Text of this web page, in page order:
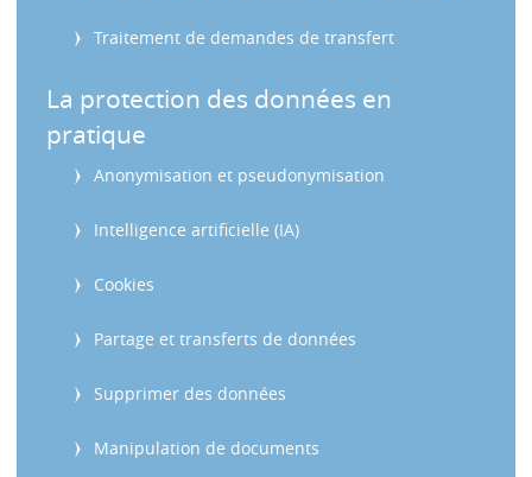
Traitement de demandes de transfert
La protection des données en
pratique
Anonymisation et pseudonymisation
Intelligence artificielle (IA)
Cookies
Partage et transferts de données
Supprimer des données
Manipulation de documents